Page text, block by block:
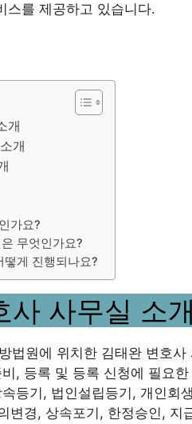
스를 제공하고 있습니다.
개
개
가요?
무엇인가요?
떻게 진행되나요?
사 사무실 소개
법원에 위치한 김태완 변호
, 등록 및 등록 신청에 필요
등기, 법인설립등기, 개인회
변경, 상속포기, 한정승인, 지